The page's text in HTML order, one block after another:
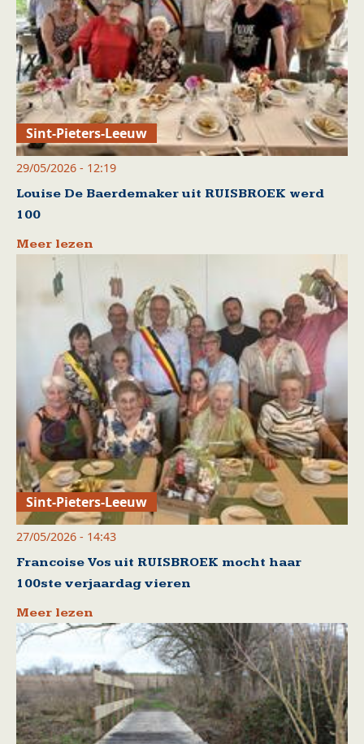
Sint-Pieters-Leeuw
29/05/2026 - 12:19
Louise De Baerdemaker uit RUISBROEK werd
100
Meer lezen
Sint-Pieters-Leeuw
27/05/2026 - 14:43
Francoise Vos uit RUISBROEK mocht haar
100ste verjaardag vieren
Meer lezen